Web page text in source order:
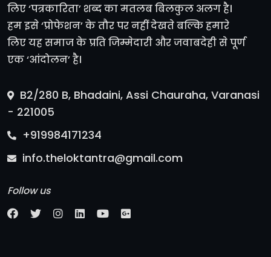
लिए ‘पत्रकारिता’ शब्द का मतलब बिलकुल अलग है।
हम इसे ‘प्रोफेशन’ के तौर पर नहीं देखते बल्कि हमारे
लिए यह समाज के प्रति जिम्मेदारी और जवाबदेही से पूर्ण
एक ‘आंदोलन’ है।
B2/280 B, Bhadaini, Assi Chauraha, Varanasi
- 221005
+919984171234
info.theloktantra@gmail.com
Follow us